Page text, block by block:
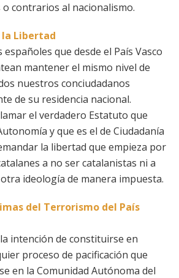
contrarios al nacionalismo.
la Libertad
que desde el País Vasco
mantener el mismo nivel de
nuestros conciudadanos
de su residencia nacional.
el verdadero Estatuto que
y que es el de Ciudadanía
la libertad que empieza por
a no ser catalanistas ni a
ideología de manera impuesta.
del Terrorismo del País
intención de constituirse en
proceso de pacificación que
en la Comunidad Autónoma del